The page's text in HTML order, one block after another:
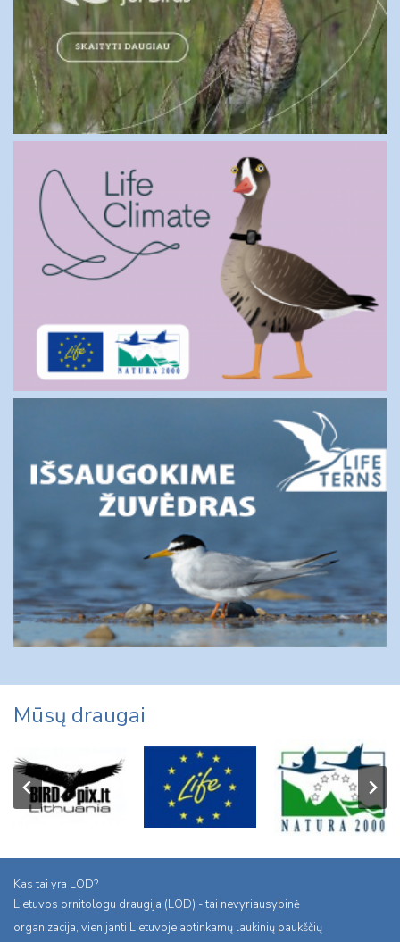
Mūsų draugai
Kas tai yra LOD?
Lietuvos ornitologu draugija (LOD) - tai nevyriausybinė
organizacija, vienijanti Lietuvoje aptinkamų laukinių paukščių